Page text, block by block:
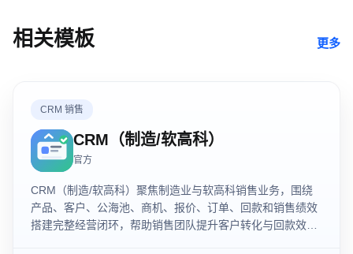
相关模板 更多
CRM 销售
CRM（制造/软高科）
官方
CRM（制造/软高科）聚焦制造业与软高科销售业务，围绕
产品、客户、公海池、商机、报价、订单、回款和销售绩效
搭建完整经营闭环，帮助销售团队提升客户转化与回款效